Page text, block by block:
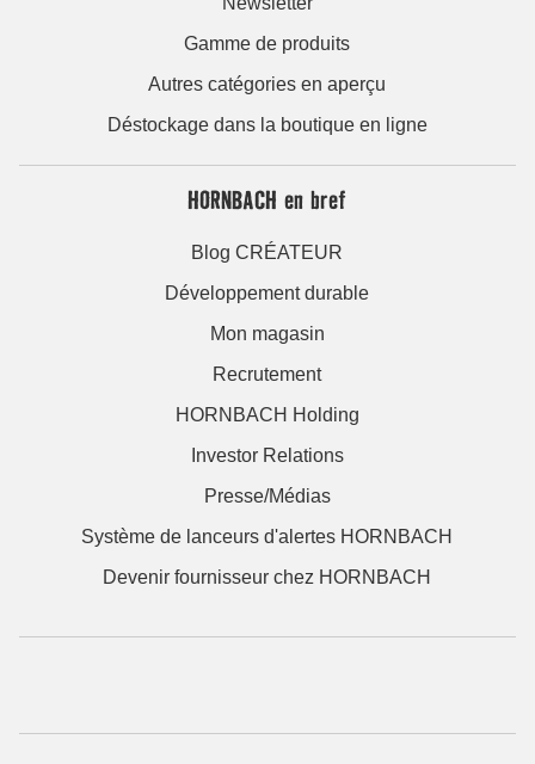
Gamme de produits
Autres catégories en aperçu
Déstockage dans la boutique en ligne
HORNBACH en bref
Blog CRÉATEUR
Développement durable
Mon magasin
Recrutement
HORNBACH Holding
Investor Relations
Presse/Médias
Système de lanceurs d'alertes HORNBACH
Devenir fournisseur chez HORNBACH